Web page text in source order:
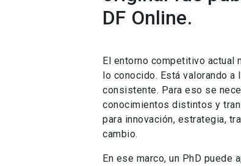
DF Online.
El entorno competitivo actual
lo conocido. Está valorando a
consistente. Para eso se
conocimientos distintos y
para innovación, estrategia,
cambio.
En ese marco, un PhD